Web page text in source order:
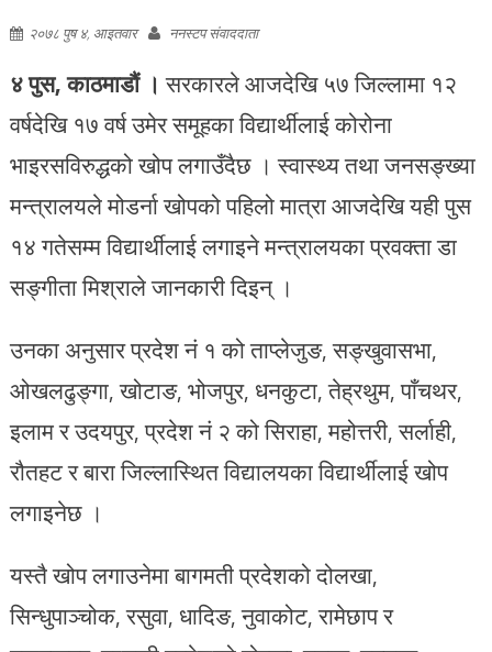
२०७८ पुष ४, आइतवार ननस्टप संवाददाता
४ पुस, काठमाडौं ।सरकारले आजदेखि ५७ जिल्लामा १२
वर्षदेखि १७ वर्ष उमेर समूहका विद्यार्थीलाई कोरोना
भाइरसविरुद्धको खोप लगाउँदैछ । स्वास्थ्य तथा जनसङ्ख्या
मन्त्रालयले मोडर्ना खोपको पहिलो मात्रा आजदेखि यही पुस
१४ गतेसम्म विद्यार्थीलाई लगाइने मन्त्रालयका प्रवक्ता डा
सङ्गीता मिश्राले जानकारी दिइन् ।
उनका अनुसार प्रदेश नं १ को ताप्लेजुङ, सङ्खुवासभा,
ओखलढुङ्गा, खोटाङ, भोजपुर, धनकुटा, तेह्रथुम, पाँचथर,
इलाम र उदयपुर, प्रदेश नं २ को सिराहा, महोत्तरी, सर्लाही,
रौतहट र बारा जिल्लास्थित विद्यालयका विद्यार्थीलाई खोप
लगाइनेछ ।
यस्तै खोप लगाउनेमा बागमती प्रदेशको दोलखा,
सिन्धुपाञ्चोक, रसुवा, धादिङ, नुवाकोट, रामेछाप र